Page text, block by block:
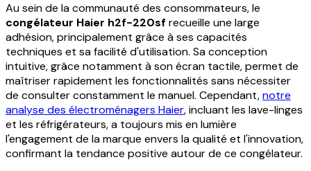
Au sein de la communauté des consommateurs, le
congélateur Haier h2f-220sf recueille une large
adhésion, principalement grâce à ses capacités
techniques et sa facilité d'utilisation. Sa conception
intuitive, grâce notamment à son écran tactile, permet de
maîtriser rapidement les fonctionnalités sans nécessiter
de consulter constamment le manuel. Cependant,notre
analyse des électroménagers Haier, incluant les lave-linges
et les réfrigérateurs, a toujours mis en lumière
l'engagement de la marque envers la qualité et l'innovation,
confirmant la tendance positive autour de ce congélateur.